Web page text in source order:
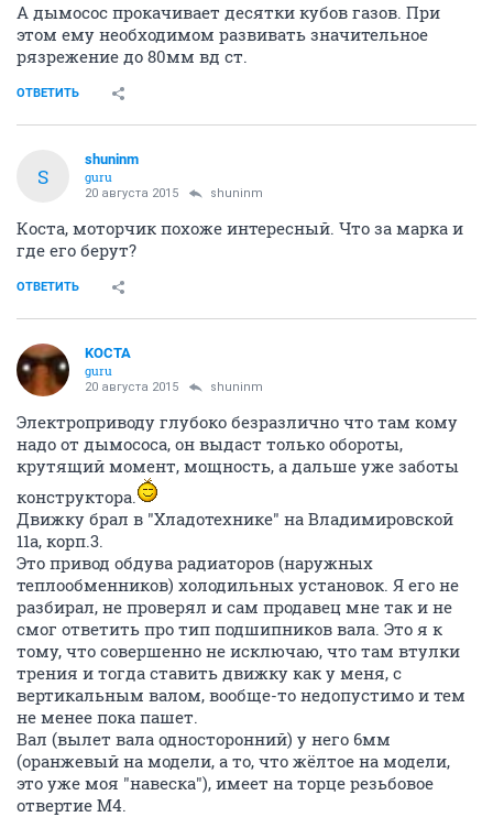
А дымосос прокачивает десятки кубов газов. При
этом ему необходимом развивать значительное
рязрежение до 80мм вд ст.
ОТВЕТИТЬ
S
shuninm
guru
20 августа 2015 shuninm
Коста, моторчик похоже интересный. Что за марка и
где его берут?
ОТВЕТИТЬ
KOCTA
guru
20 августа 2015 shuninm
Электроприводу глубоко безразлично что там кому
надо от дымососа, он выдаст только обороты,
крутящий момент, мощность, а дальше уже заботы
конструктора.
Движку брал в "Хладотехнике" на Владимировской
11а, корп.3.
Это привод обдува радиаторов (наружных
теплообменников) холодильных установок. Я его не
разбирал, не проверял и сам продавец мне так и не
смог ответить про тип подшипников вала. Это я к
тому, что совершенно не исключаю, что там втулки
трения и тогда ставить движку как у меня, с
вертикальным валом, вообще-то недопустимо и тем
не менее пока пашет.
Вал (вылет вала односторонний) у него 6мм
(оранжевый на модели, а то, что жёлтое на модели,
это уже моя "навеска"), имеет на торце резьбовое
отвертие М4.